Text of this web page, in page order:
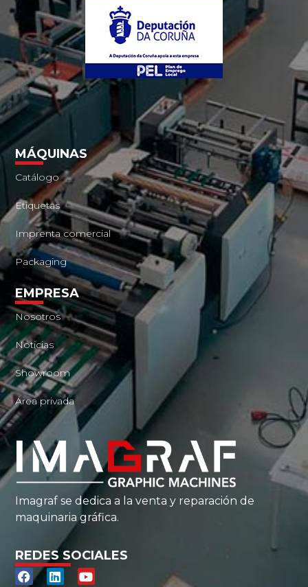
Imagraf se dedica a la venta y reparación de
maquinaria gráfica.
REDES SOCIALES
MÁQUINAS
Catálogo
Etiquetas
Imprenta comercial
Packaging
EMPRESA
Nosotros
Noticias
Showroom
Área privada